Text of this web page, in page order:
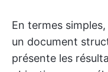
En termes
un document
présente les